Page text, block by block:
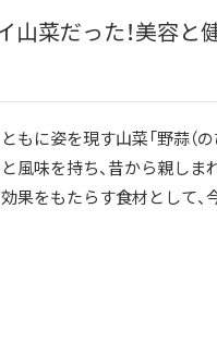
山菜だった！美容
もに姿を現す山菜「野蒜（
風味を持ち、昔から親しま
果をもたらす食材として、